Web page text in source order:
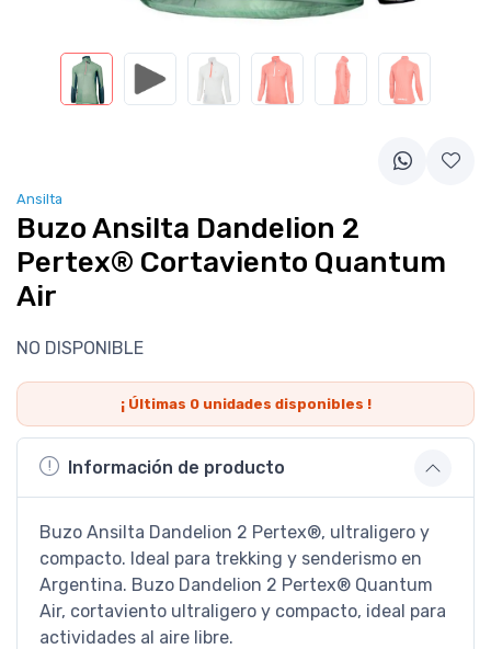
Ansilta
Buzo Ansilta Dandelion 2
Pertex® Cortaviento Quantum
Air
NO DISPONIBLE
¡ Últimas 0unidades disponibles !
Información de producto
Buzo Ansilta Dandelion 2 Pertex®, ultraligero y
compacto. Ideal para trekking y senderismo en
Argentina. Buzo Dandelion 2 Pertex® Quantum
Air, cortaviento ultraligero y compacto, ideal para
actividades al aire libre.